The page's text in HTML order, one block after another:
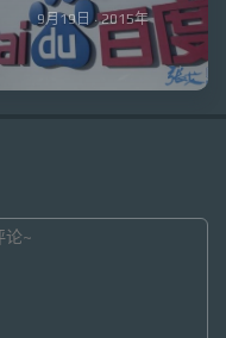
9月19日 · 2015年